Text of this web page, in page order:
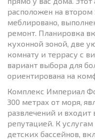
расположен на втором
меблировано,
ремонт. Планировка
кухонной зоной, две
комнату и террасу с
вариант выбора для
ориентирована на
Комплекс Империал
300 метрах от моря,
развлечений и входит
репутацией. К
детских бассейнов,